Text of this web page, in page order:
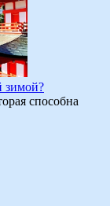
зимой?
способна